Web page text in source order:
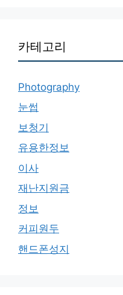
카테고리
Photography
눈썹
보청기
유용한정보
이사
재난지원금
정보
커피원두
핸드폰성지